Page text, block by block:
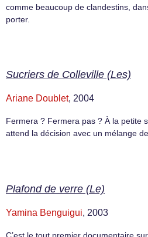
comme beaucoup de clandestins,
porter.
Sucriers de Colleville (Les)
Ariane Doublet, 2004
Fermera ? Fermera pas ? À la petite
attend la décision avec un mélange
Plafond de verre (Le)
Yamina Benguigui, 2003
C’est le tout premier documentaire